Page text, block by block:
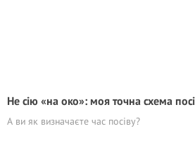
Не сію «на око»: моя точна схема
А ви як визначаєте час посіву?